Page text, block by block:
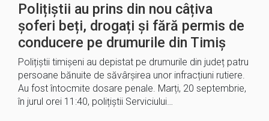
Polițiștii au prins din nou câțiva
șoferi beți, drogați și fără permis de
conducere pe drumurile din Timiș
Polițiștii timișeni au depistat pe drumurile din județ patru
persoane bănuite de săvârșirea unor infracțiuni rutiere.
Au fost întocmite dosare penale. Marți, 20 septembrie,
în jurul orei 11:40, polițiștii Serviciului…